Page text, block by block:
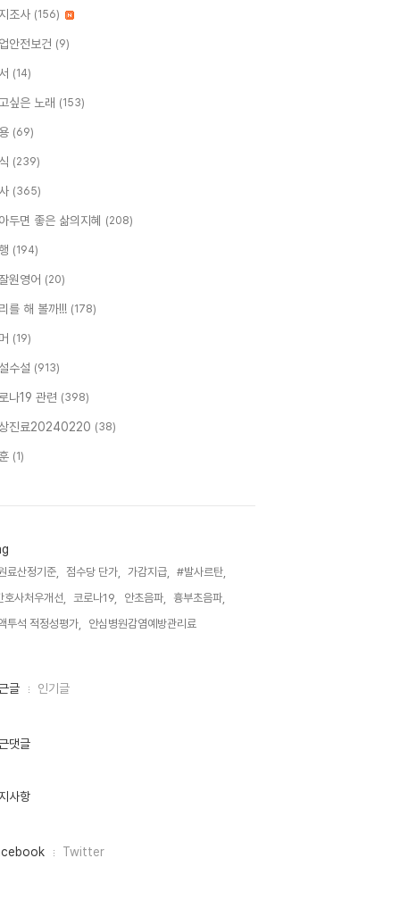
조사 (156)
안전보건 (9)
(14)
싶은 노래 (153)
(69)
(239)
(365)
두면 좋은 삶의지혜 (208)
(194)
원영어 (20)
를 해 볼까!!! (178)
(19)
수설 (913)
나19 관련 (398)
진료20240220 (38)
(1)
료산정기준, 점수당 단가, 가감지급,
#발사르탄,
호사처우개선,
코로나19, 안초음파,
흉부초음파,
투석 적정성평가,
안심병원감염예방관리료,
글 인기글
댓글
사항
Twitter